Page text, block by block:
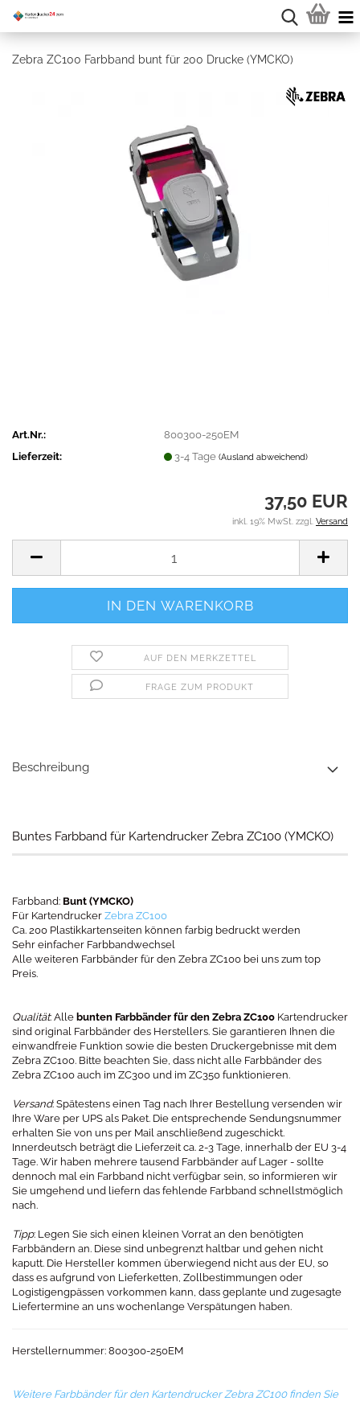
Zebra ZC100 Farbband bunt für 200 Drucke (YMCKO)
Art.Nr.:
800300-250EM
Lieferzeit:
3-4 Tage(Ausland abweichend)
37,50 EUR
inkl. 19% MwSt. zzgl. Versand
AUF DEN MERKZETTEL
FRAGE ZUM PRODUKT
Beschreibung
Buntes Farbband für Kartendrucker Zebra ZC100 (YMCKO)
Farbband: Bunt (YMCKO)
Für Kartendrucker Zebra ZC100
Ca. 200 Plastikkartenseiten können farbig bedruckt werden
Sehr einfacher Farbbandwechsel
Alle weiteren Farbbänder für den Zebra ZC100 bei uns zum top
Preis.
Qualität: Alle bunten Farbbänder für den Zebra ZC100 Kartendrucker
sind original Farbbänder des Herstellers. Sie garantieren Ihnen die
einwandfreie Funktion sowie die besten Druckergebnisse mit dem
Zebra ZC100. Bitte beachten Sie, dass nicht alle Farbbänder des
Zebra ZC100 auch im ZC300 und im ZC350 funktionieren.
Versand: Spätestens einen Tag nach Ihrer Bestellung versenden wir
Ihre Ware per UPS als Paket. Die entsprechende Sendungsnummer
erhalten Sie von uns per Mail anschließend zugeschickt.
Innerdeutsch beträgt die Lieferzeit ca. 2-3 Tage, innerhalb der EU 3-4
Tage. Wir haben mehrere tausend Farbbänder auf Lager - sollte
dennoch mal ein Farbband nicht verfügbar sein, so informieren wir
Sie umgehend und liefern das fehlende Farbband schnellstmöglich
nach.
Tipp: Legen Sie sich einen kleinen Vorrat an den benötigten
Farbbändern an. Diese sind unbegrenzt haltbar und gehen nicht
kaputt. Die Hersteller kommen überwiegend nicht aus der EU, so
dass es aufgrund von Lieferketten, Zollbestimmungen oder
Logistigengpässen vorkommen kann, dass geplante und zugesagte
Liefertermine an uns wochenlange Verspätungen haben.
Herstellernummer: 800300-250EM​
Weitere Farbbänder für den Kartendrucker Zebra ZC100 finden Sie